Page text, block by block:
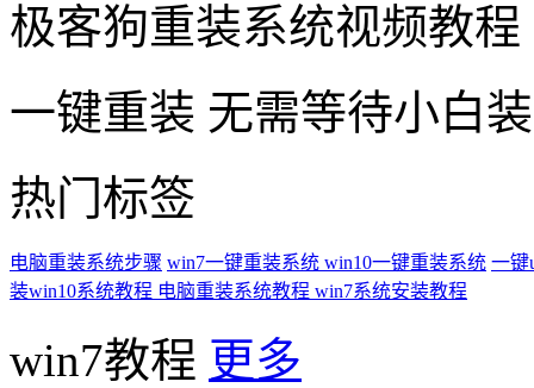
极客狗重装系统视频教程
一键重装 无需等待小白
热门标签
电脑重装系统步骤 win7一键重装系统 win10一键重装系统 一键
装win10系统教程 电脑重装系统教程 win7系统安装教程
win7教程 更多